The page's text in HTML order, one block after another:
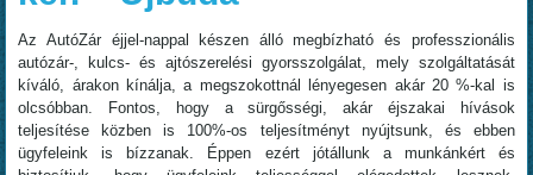
Az AutóZár éjjel-nappal készen álló megbízható és professzionális
autózár-, kulcs- és ajtószerelési gyorsszolgálat, mely szolgáltatását
kíváló, árakon kínálja, a megszokottnál lényegesen akár 20 %-kal is
olcsóbban. Fontos, hogy a sürgősségi, akár éjszakai hívások
teljesítése közben is 100%-os teljesítményt nyújtsunk, és ebben
ügyfeleink is bízzanak. Éppen ezért jótállunk a munkánkért és